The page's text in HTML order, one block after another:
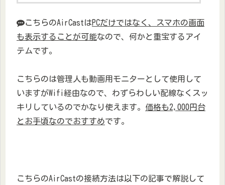
こちらのAirCastはPCだけではなく、スマホの画面
も表示することが可能なので、何かと重宝するアイ
テムです。
こちらのは管理人も動画用モニターとして使用して
いますがWifi経由なので、わずらわしい配線なくスッ
キリしているのでかなり使えます。 価格も2,000円台
とお手頃なのでおすすめです。
こちらのAirCastの接続方法は以下の記事で解説して